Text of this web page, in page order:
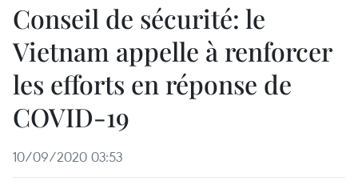
Conseil de sécurité: le
Vietnam appelle à renforcer
les efforts en réponse de
COVID-19
10/09/2020 03:53